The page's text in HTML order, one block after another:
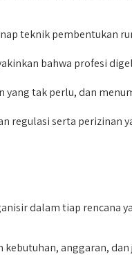
teknik pembentukan
bahwa profesi
tak perlu, dan
regulasi serta perizinan
dalam tiap rencana
anggaran,